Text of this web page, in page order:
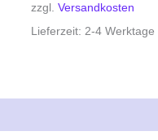
zzgl. Versandkosten
Lieferzeit: 2-4 Werktage